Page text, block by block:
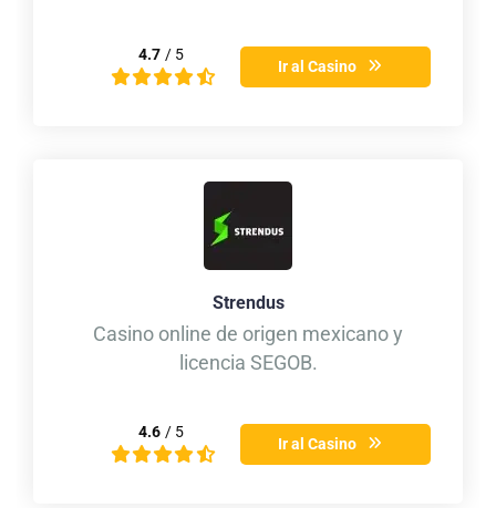
4.7 / 5
Ir al Casino
Strendus
Casino online de origen mexicano y
licencia SEGOB.
4.6 / 5
Ir al Casino